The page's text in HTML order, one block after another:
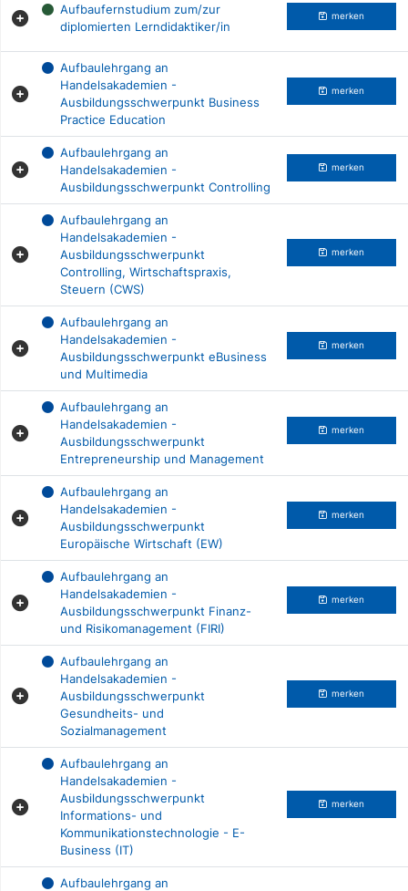
Aufbaufernstudium zum/zur
diplomierten Lerndidaktiker/in
merken
Aufbaulehrgang an
Handelsakademien -
Ausbildungsschwerpunkt Business
Practice Education
merken
Aufbaulehrgang an
Handelsakademien -
Ausbildungsschwerpunkt Controlling
merken
Aufbaulehrgang an
Handelsakademien -
Ausbildungsschwerpunkt
Controlling, Wirtschaftspraxis,
Steuern (CWS)
merken
Aufbaulehrgang an
Handelsakademien -
Ausbildungsschwerpunkt eBusiness
und Multimedia
merken
Aufbaulehrgang an
Handelsakademien -
Ausbildungsschwerpunkt
Entrepreneurship und Management
merken
Aufbaulehrgang an
Handelsakademien -
Ausbildungsschwerpunkt
Europäische Wirtschaft (EW)
merken
Aufbaulehrgang an
Handelsakademien -
Ausbildungsschwerpunkt Finanz-
und Risikomanagement (FIRI)
merken
Aufbaulehrgang an
Handelsakademien -
Ausbildungsschwerpunkt
Gesundheits- und
Sozialmanagement
merken
Aufbaulehrgang an
Handelsakademien -
Ausbildungsschwerpunkt
Informations- und
Kommunikationstechnologie - E-
Business (IT)
merken
Aufbaulehrgang an